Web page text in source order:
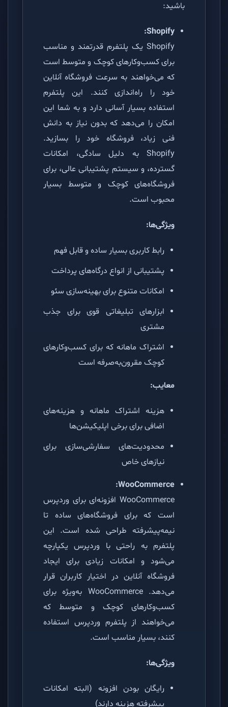
باشید:
Shopify:
Shopify یک پلتفرم قدرتمند و مناسب
برای کسب‌وکارهای کوچک و متوسط است
که می‌خواهند به سرعت فروشگاه آنلاین
خود را راه‌اندازی کنند. این پلتفرم
استفاده بسیار آسانی دارد و به شما این
امکان را می‌دهد که بدون نیاز به دانش
فنی زیاد، فروشگاه خود را بسازید.
Shopify به دلیل سادگی، امکانات
گسترده، و سیستم پشتیبانی عالی، برای
فروشگاه‌های کوچک و متوسط بسیار
محبوب است.
ویژگی‌ها:
رابط کاربری بسیار ساده و قابل فهم
پشتیبانی از انواع درگاه‌های پرداخت
امکانات متنوع برای بهینه‌سازی سئو
ابزارهای تبلیغاتی قوی برای جذب
مشتری
اشتراک ماهانه که برای کسب‌وکارهای
کوچک مقرون‌به‌صرفه است
معایب:
هزینه اشتراک ماهانه و هزینه‌های
اضافی برای برخی اپلیکیشن‌ها
محدودیت‌های سفارشی‌سازی برای
نیازهای خاص
WooCommerce:
WooCommerce افزونه‌ای برای وردپرس
است که برای فروشگاه‌های ساده تا
نیمه‌پیشرفته طراحی شده است. این
پلتفرم به راحتی با وردپرس یکپارچه
می‌شود و امکانات زیادی برای ایجاد
فروشگاه آنلاین در اختیار کاربران قرار
می‌دهد. WooCommerce به‌ویژه برای
کسب‌وکارهای کوچک و متوسط که
می‌خواهند از پلتفرم وردپرس استفاده
کنند، بسیار مناسب است.
ویژگی‌ها:
رایگان بودن افزونه (البته امکانات
پیشرفته هزینه دارند)